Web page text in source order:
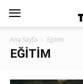
Ana Sayfa Eğitim
EĞITIM